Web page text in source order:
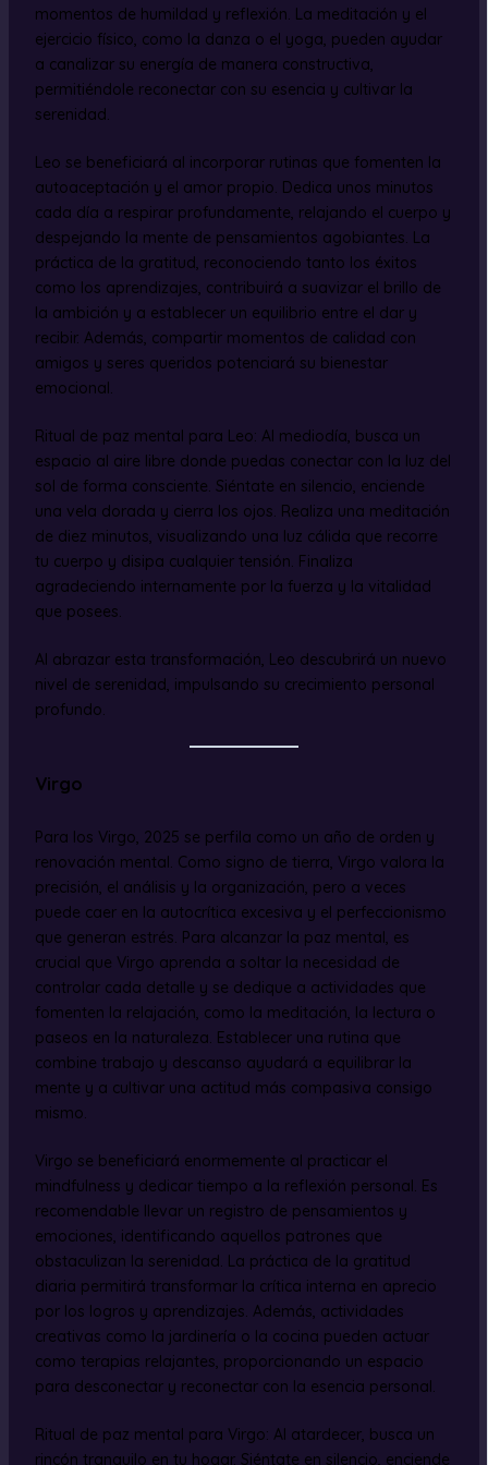
momentos de humildad y reflexión. La meditación y el
ejercicio físico, como la danza o el yoga, pueden ayudar
a canalizar su energía de manera constructiva,
permitiéndole reconectar con su esencia y cultivar la
serenidad.
Leo se beneficiará al incorporar rutinas que fomenten la
autoaceptación y el amor propio. Dedica unos minutos
cada día a respirar profundamente, relajando el cuerpo y
despejando la mente de pensamientos agobiantes. La
práctica de la gratitud, reconociendo tanto los éxitos
como los aprendizajes, contribuirá a suavizar el brillo de
la ambición y a establecer un equilibrio entre el dar y
recibir. Además, compartir momentos de calidad con
amigos y seres queridos potenciará su bienestar
emocional.
Ritual de paz mental para Leo: Al mediodía, busca un
espacio al aire libre donde puedas conectar con la luz del
sol de forma consciente. Siéntate en silencio, enciende
una vela dorada y cierra los ojos. Realiza una meditación
de diez minutos, visualizando una luz cálida que recorre
tu cuerpo y disipa cualquier tensión. Finaliza
agradeciendo internamente por la fuerza y la vitalidad
que posees.
Al abrazar esta transformación, Leo descubrirá un nuevo
nivel de serenidad, impulsando su crecimiento personal
profundo.
Virgo
Para los Virgo, 2025 se perfila como un año de orden y
renovación mental. Como signo de tierra, Virgo valora la
precisión, el análisis y la organización, pero a veces
puede caer en la autocrítica excesiva y el perfeccionismo
que generan estrés. Para alcanzar la paz mental, es
crucial que Virgo aprenda a soltar la necesidad de
controlar cada detalle y se dedique a actividades que
fomenten la relajación, como la meditación, la lectura o
paseos en la naturaleza. Establecer una rutina que
combine trabajo y descanso ayudará a equilibrar la
mente y a cultivar una actitud más compasiva consigo
mismo.
Virgo se beneficiará enormemente al practicar el
mindfulness y dedicar tiempo a la reflexión personal. Es
recomendable llevar un registro de pensamientos y
emociones, identificando aquellos patrones que
obstaculizan la serenidad. La práctica de la gratitud
diaria permitirá transformar la crítica interna en aprecio
por los logros y aprendizajes. Además, actividades
creativas como la jardinería o la cocina pueden actuar
como terapias relajantes, proporcionando un espacio
para desconectar y reconectar con la esencia personal.
Ritual de paz mental para Virgo: Al atardecer, busca un
rincón tranquilo en tu hogar. Siéntate en silencio, enciende